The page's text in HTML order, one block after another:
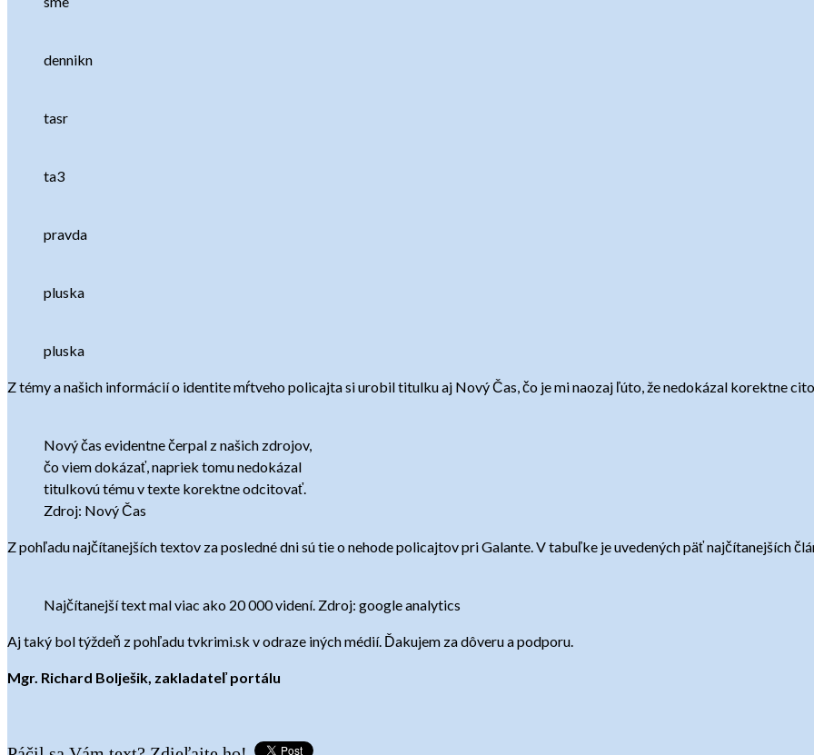
dennikn
tasr
ta3
pravda
pluska
pluska
Z témy a našich informácií o identite mŕtveho policajta si urobil titulku aj Nový Čas, čo je mi naozaj ľúto, že nedokázal korektne
Nový čas evidentne čerpal z našich zdrojov,
čo viem dokázať, napriek tomu nedokázal
titulkovú tému v texte korektne odcitovať.
Zdroj: Nový Čas
Z pohľadu najčítanejších textov za posledné dni sú tie o nehode policajtov pri Galante. V tabuľke je uvedených päť najčítanejších
Najčítanejší text mal viac ako 20 000 videní. Zdroj: google analytics
Aj taký bol týždeň z pohľadu tvkrimi.sk v odraze iných médií. Ďakujem za dôveru a podporu.
Mgr. Richard Bolješik, zakladateľ portálu